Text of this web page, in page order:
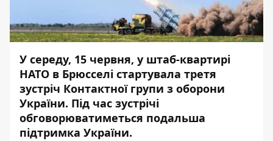
У середу, 15 червня, у штаб-квартирі
НАТО в Брюсселі стартувала третя
зустріч Контактної групи з оборони
України. Під час зустрічі
обговорюватиметься подальша
підтримка України.